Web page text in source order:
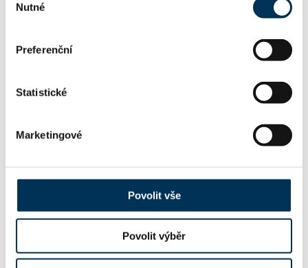
souhlasu
Nutné
Preferenční
Statistické
Marketingové
Povolit vše
Povolit výběr